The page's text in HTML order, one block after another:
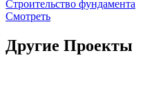
Строительство фундамента
Смотреть
Другие Проекты